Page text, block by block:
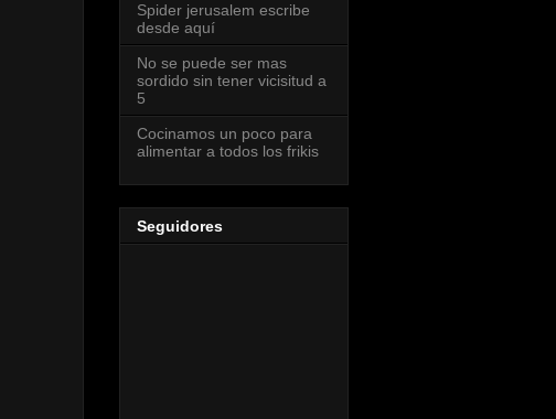
Spider jerusalem escribe
desde aquí
No se puede ser mas
sordido sin tener vicisitud a
5
Cocinamos un poco para
alimentar a todos los frikis
Seguidores